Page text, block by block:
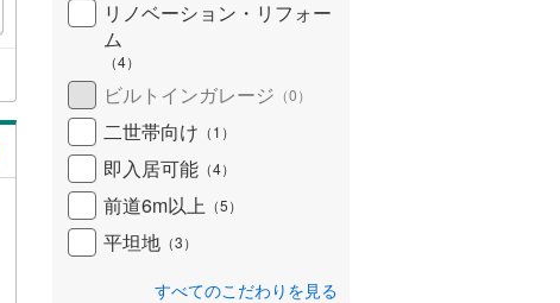
リノベーション・リフォー
ム
（4）
ビルトインガレージ （0）
二世帯向け （1 ）
即入居可能 （4）
前道6m以上 （5）
平坦地 （3）
すべてのこだわりを見る